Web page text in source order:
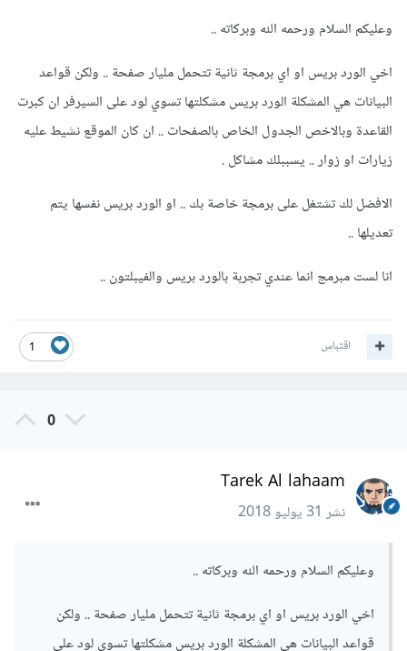
وعليكم السلام ورحمه الله وبركاته ..
اخي الورد بريس او اي برمجة ثانية تتحمل مليار صفحة .. ولكن قواعد
البيانات هي المشكلة الورد بريس مشكلتها تسوي لود على السيرفر ان كبرت
القاعدة وبالاخص الجدول الخاص بالصفحات .. ان كان الموقع نشيط عليه
زيارات او زوار .. يسببلك مشاكل .
الافضل لك تشتغل على برمجة خاصة بك .. او الورد بريس نفسها يتم
تعديلها ..
انا لست مبرمج انما عندي تجربة بالورد بريس والفيبلتون ..
1 اقتباس
0
Tarek Al lahaam
نشر31 يوليو 2018
وعليكم السلام ورحمه الله وبركاته ..
اخي الورد بريس او اي برمجة ثانية تتحمل مليار صفحة .. ولكن
قواعد البيانات هي المشكلة الورد بريس مشكلتها تسوي لود على